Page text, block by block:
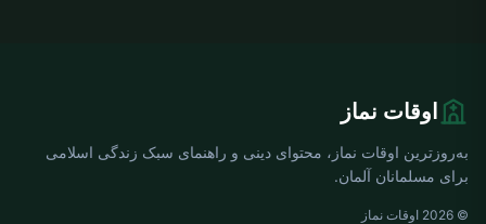
اوقات نماز
به‌روزترین اوقات نماز، محتوای دینی و راهنمای سبک زندگی اسلامی
برای مسلمانان آلمان.
© 2026 اوقات نماز